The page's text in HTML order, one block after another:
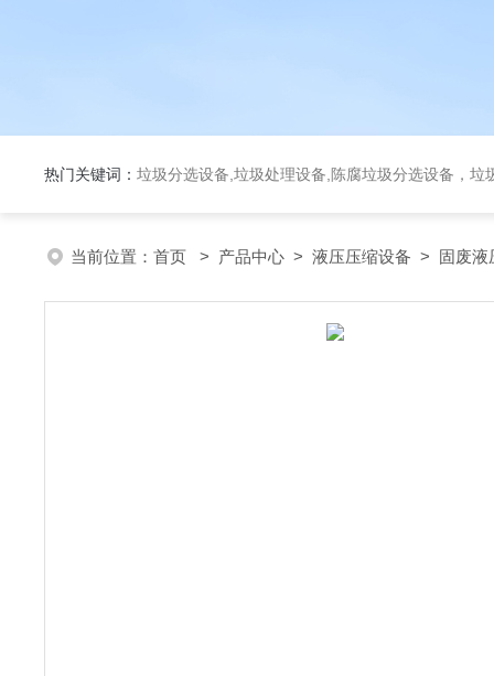
热门关键词： 垃圾分选设备,垃圾处理设备,陈腐垃圾分选设备，垃
当前位置： 首页 > 产品中心 > 液压压缩设备 > 固废液